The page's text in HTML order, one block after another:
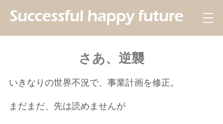
さあ、逆襲
いきなりの世界不況で、事業計画を修正。
まだまだ、先は読めませんが